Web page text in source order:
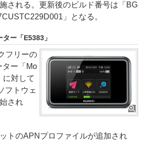
される。更新後のビルド番号は「BG
」となる。
ー「E5383」
フリーの
ター「Mo
に対して
フトウェ
され
トのAPNプロファイルが追加され